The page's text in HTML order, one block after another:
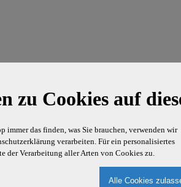
zu Cookies auf
immer das finden, was Sie brauchen, verwenden wir
verarbeiten. Für ein personalisiertes
der Verarbeitung aller Arten von Cookies zu.